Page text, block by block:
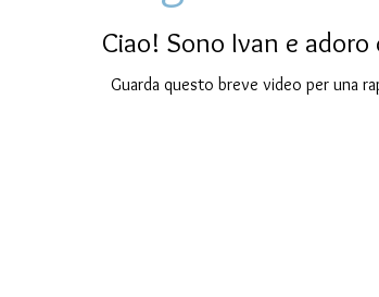
Ciao! Sono Ivan e
Guarda questo breve video per una